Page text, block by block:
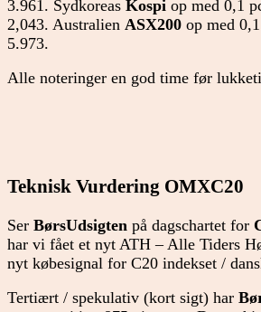
3.961. Sydkoreas Kospi op med 0,1
2,043. Australien ASX200 op med
5.973.
Alle noteringer en god time før
Teknisk Vurdering OMXC20
Ser BørsUdsigten på dagschartet for
har vi fået et nyt ATH – Alle Tiders
nyt købesignal for C20 indekset /
Tertiært / spekulativ (kort sigt) har